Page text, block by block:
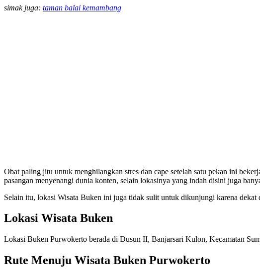
simak juga: taman balai kemambang
Obat paling jitu untuk menghilangkan stres dan cape setelah satu pekan ini
pasangan menyenangi dunia konten, selain lokasinya yang indah disini juga
Selain itu, lokasi Wisata Buken ini juga tidak sulit untuk dikunjungi karena
Lokasi Wisata Buken
Lokasi Buken Purwokerto berada di Dusun II, Banjarsari Kulon, Kecamatan
Rute Menuju Wisata Buken Purwokerto